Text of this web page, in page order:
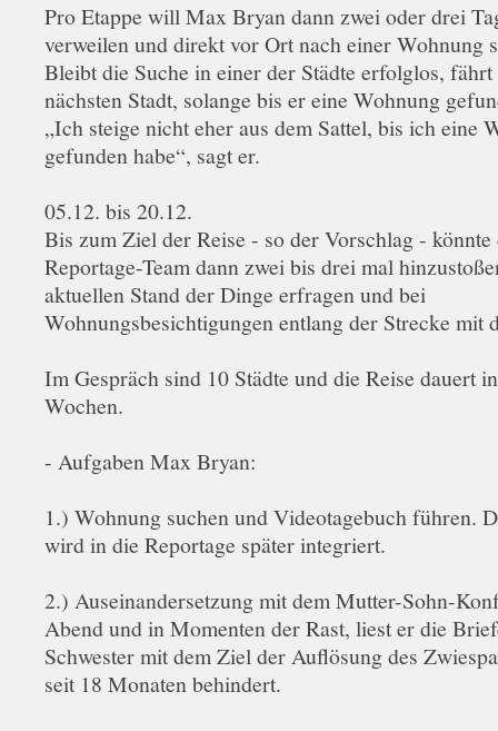
Pro Etappe will Max Bryan dann zwei oder drei
verweilen und direkt vor Ort nach einer Wohnung
Bleibt die Suche in einer der Städte erfolglos,
nächsten Stadt, solange bis er eine Wohnung
„Ich steige nicht eher aus dem Sattel, bis ich eine
gefunden habe“, sagt er.
05.12. bis 20.12.
Bis zum Ziel der Reise - so der Vorschlag - könnte
Reportage-Team dann zwei bis drei mal
aktuellen Stand der Dinge erfragen und bei
Wohnungsbesichtigungen entlang der Strecke mit
Im Gespräch sind 10 Städte und die Reise dauert
Wochen.
- Aufgaben Max Bryan:
1.) Wohnung suchen und Videotagebuch führen.
wird in die Reportage später integriert.
2.) Auseinandersetzung mit dem Mutter-Sohn-
Abend und in Momenten der Rast, liest er die
Schwester mit dem Ziel der Auflösung des
seit 18 Monaten behindert.